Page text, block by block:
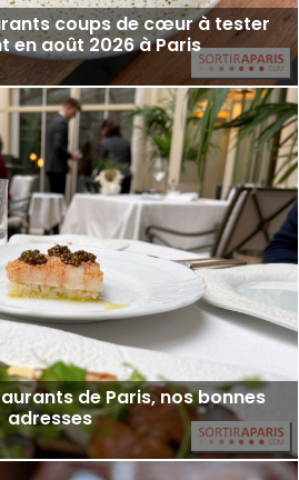
coups de cœur à tester
en août 2026 à Paris
de Paris, nos bonnes
adresses